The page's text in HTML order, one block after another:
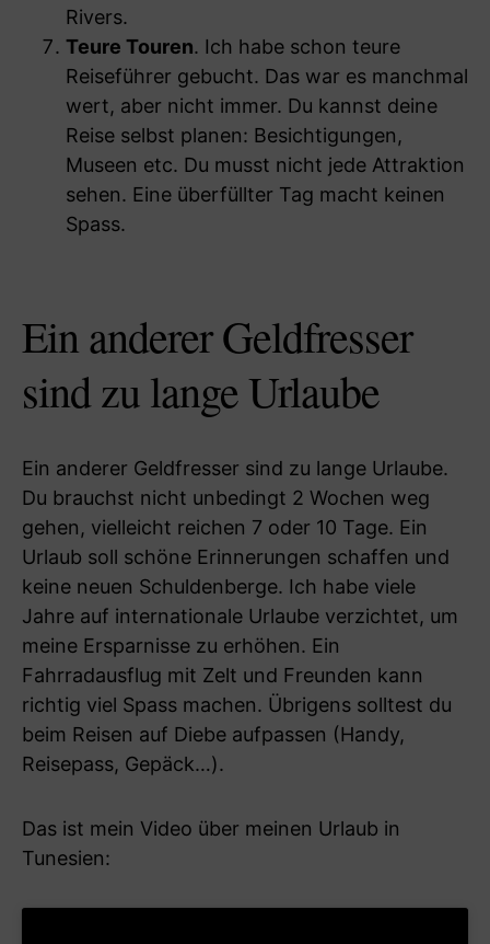
Rivers.
Teure Touren. Ich habe schon teure
Reiseführer gebucht. Das war es manchmal
wert, aber nicht immer. Du kannst deine
Reise selbst planen: Besichtigungen,
Museen etc. Du musst nicht jede Attraktion
sehen. Eine überfüllter Tag macht keinen
Spass.
Ein anderer Geldfresser
sind zu lange Urlaube
Ein anderer Geldfresser sind zu lange Urlaube.
Du brauchst nicht unbedingt 2 Wochen weg
gehen, vielleicht reichen 7 oder 10 Tage. Ein
Urlaub soll schöne Erinnerungen schaffen und
keine neuen Schuldenberge. Ich habe viele
Jahre auf internationale Urlaube verzichtet, um
meine Ersparnisse zu erhöhen. Ein
Fahrradausflug mit Zelt und Freunden kann
richtig viel Spass machen. Übrigens solltest du
beim Reisen auf Diebe aufpassen (Handy,
Reisepass, Gepäck…).
Das ist mein Video über meinen Urlaub in
Tunesien: